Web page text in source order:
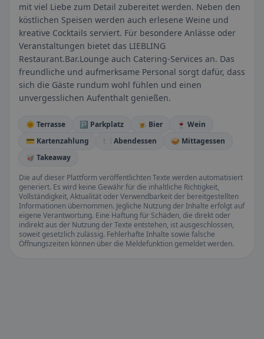
mit viel Liebe zum Detail zubereitet werden. Neben den
köstlichen Speisen werden auch erlesene Weine und
kreative Cocktails serviert. Für besondere Anlässe oder
Veranstaltungen bietet das LIEBLING
Restaurant.Bar.Lounge auch Catering-Services an. Das
freundliche und aufmerksame Personal sorgt dafür, dass
sich die Gäste rundum wohl fühlen und einen
unvergesslichen Aufenthalt genießen.
🌞 Terrasse 🅿️ Parkplatz 🍺 Bier
🍷 Wein
💳 Kartenzahlung
🍽️ Abendessen
🥪 Mittagessen
🥡 Takeaway
Die auf dieser Plattform veröffentlichten Texte werden automatisiert
generiert. Es wird keine Gewähr für die inhaltliche Richtigkeit,
Vollständigkeit, Aktualität oder Verwendbarkeit der bereitgestellten
Informationen übernommen. Jegliche Nutzung der Inhalte erfolgt auf
eigene Verantwortung. Eine Haftung für Schäden, die direkt oder
indirekt aus der Nutzung der Texte entstehen, ist ausgeschlossen,
soweit gesetzlich zulässig. Fehlerhafte Inhalte sowie falsche
Öffnungszeiten können über die Meldefunktion gemeldet werden.